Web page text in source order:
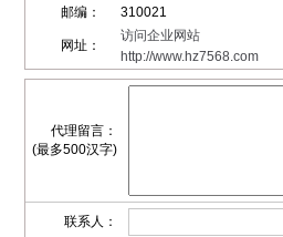
邮编：
310021
网址：
访问企业网站
http://www.hz7568.com
代理留言：
(最多500汉字)
联系人：